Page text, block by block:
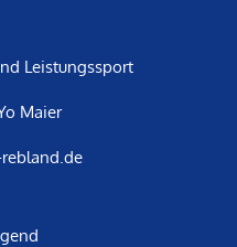
Leistungssport
Maier